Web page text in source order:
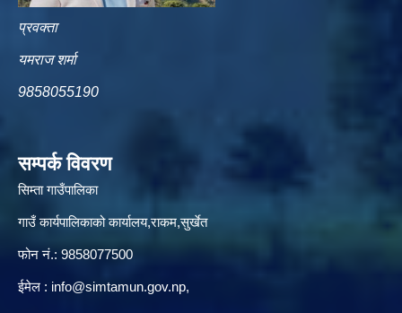
प्रवक्ता
यमराज शर्मा
9858055190
सम्पर्क विवरण
सिम्ता गाउँपालिका
गाउँ कार्यपालिकाको कार्यालय,राकम,सुर्खेत
फोन नं.: 9858077500
ईमेल‌ : info@simtamun.gov.np,